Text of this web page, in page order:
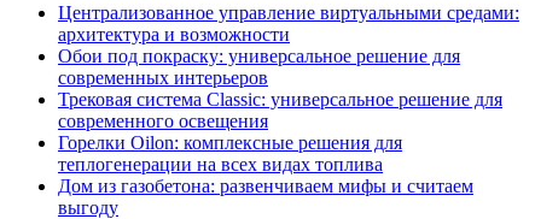
Централизованное управление виртуальными средами:
архитектура и возможности
Обои под покраску: универсальное решение для
современных интерьеров
Трековая система Classic: универсальное решение для
современного освещения
Горелки Oilon: комплексные решения для
теплогенерации на всех видах топлива
Дом из газобетона: развенчиваем мифы и считаем
выгоду